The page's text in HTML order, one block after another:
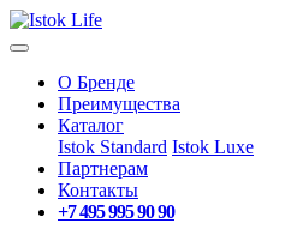
О Бренде
Преимущества
Каталог
Istok Standard Istok Luxe
Партнерам
Контакты
+7 495 995 90 90